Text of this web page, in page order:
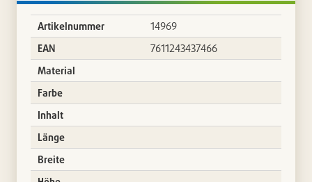
Artikelnummer
14969
EAN
7611243437466
Material
Farbe
Inhalt
Länge
Breite